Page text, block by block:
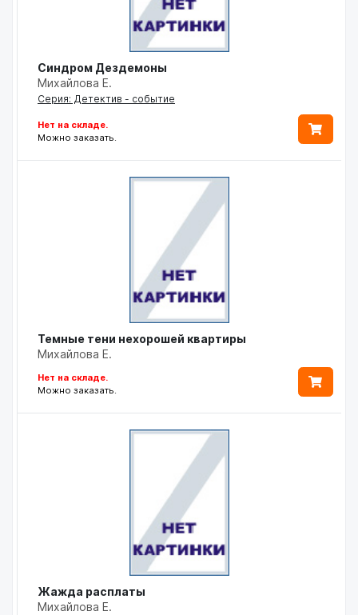
Синдром Дездемоны
Михайлова Е.
Серия: Детектив - событие
Нет на складе.
Можно заказать.
Темные тени нехорошей квартиры
Михайлова Е.
Нет на складе.
Можно заказать.
Жажда расплаты
Михайлова Е.